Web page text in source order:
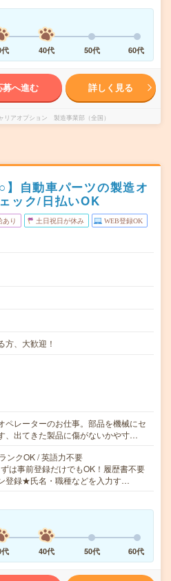
40代 50代 60代
募へ進む 詳しく見る
リアオプション 製造事業部（全国）
】自動車パーツの製造オ
ック/日払いOK
あり 土日祝日が休み WEB登録OK
方、大歓迎！
ペレーターのお仕事。部品を機械にセ
、出てきた製品に傷がないかや寸…
ンクOK / 英語力不要
は事前登録だけでもOK！履歴書不要
登録★氏名・職種などを入力す…
40代 50代 60代